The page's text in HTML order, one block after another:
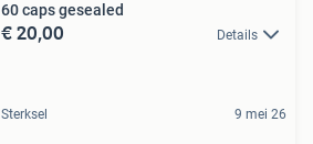
60 caps gesealed
€ 20,00 Details
Sterksel 9 mei 26